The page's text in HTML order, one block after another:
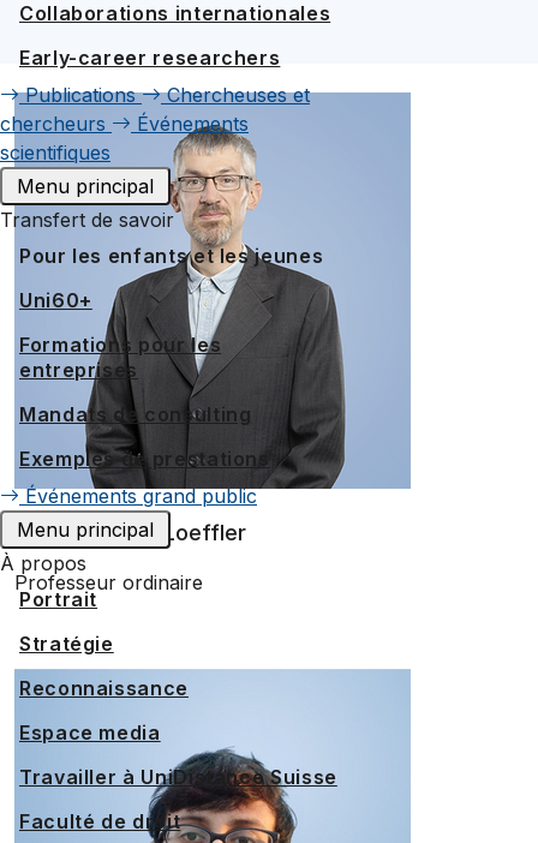
Collaborations internationales
Early-career researchers
Publications
Chercheuses et
chercheurs
Événements
scientifiques
Menu principal
Transfert de savoir
Pour les enfants et les jeunes
Uni60+
Formations pour les
entreprises
Mandats de consulting
Exemples de prestations
Événements grand public
Menu principal
À propos
Portrait
Stratégie
Reconnaissance
Espace media
Travailler à UniDistance Suisse
Faculté de droit
Prof. Dr David Loeffler
Professeur ordinaire